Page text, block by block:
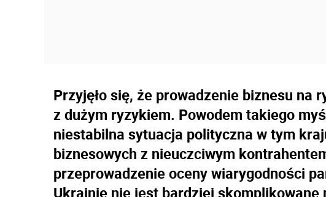
Przyjęło się, że prowadzenie biznesu
z dużym ryzykiem. Powodem takiego
niestabilna sytuacja polityczna w tym
biznesowych z nieuczciwym
przeprowadzenie oceny wiarygodności
Ukrainie nie jest bardziej skomplikowane